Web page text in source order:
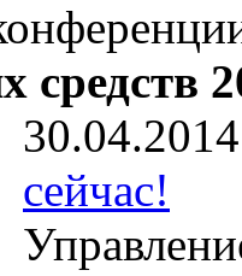
средств
30.04.2014
сейчас!